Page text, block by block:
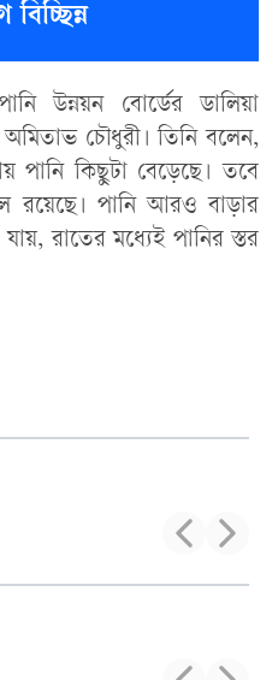
উন্নয়ন বোর্ডের ডালিয়া
অমিতাভ চৌধুরী। তিনি বলেন,
পানি কিছুটা বেড়েছে। তবে
রয়েছে। পানি আরও বাড়ার
রাতের মধ্যেই পানির স্তর